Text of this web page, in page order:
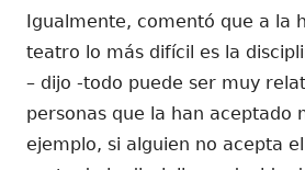
Igualmente, comentó que a la
teatro lo más difícil es la
– dijo -todo puede ser muy
personas que la han aceptado
ejemplo, si alguien no acepta